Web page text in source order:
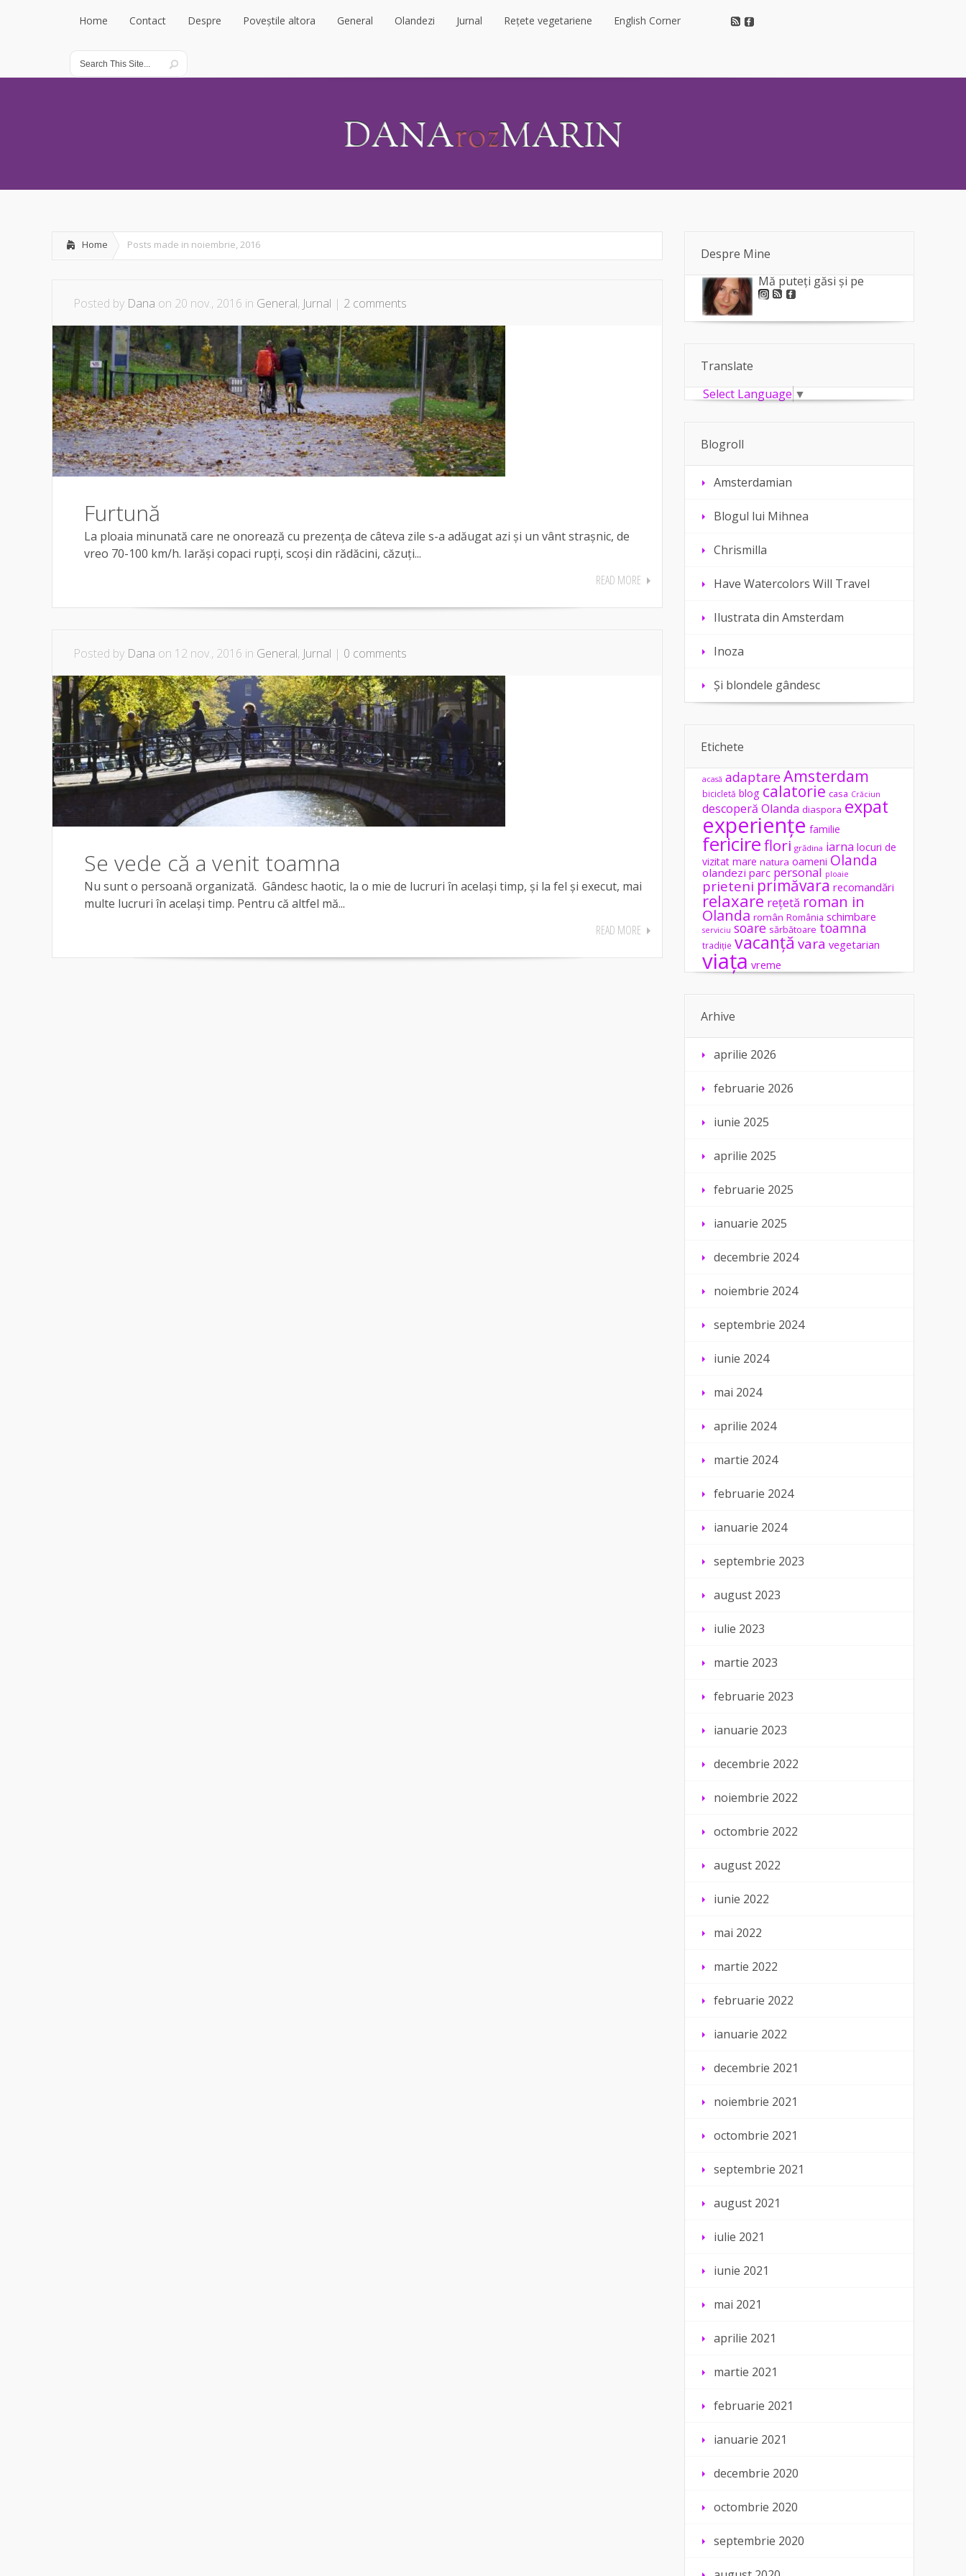
Home
Home
Contact
Contact
Despre Poveștile altora General Olandezi Jurnal Rețete vegetariene English Corner
Home Posts made in noiembrie, 2016
Posted by Dana on 20 nov., 2016 in General, Jurnal | 2 comments
Furtună
La ploaia minunată care ne onorează cu prezența de câteva zile s-a adăugat azi și un vânt strașnic, de
vreo 70-100 km/h. Iarăși copaci rupți, scoși din rădăcini, căzuți...
READ MORE
Posted by Dana on 12 nov., 2016 in General, Jurnal | 0 comments
Se vede că a venit toamna
Nu sunt o persoană organizată. Gândesc haotic, la o mie de lucruri în același timp, și la fel și execut, mai
multe lucruri în același timp. Pentru că altfel mă...
READ MORE
Despre Mine
Mă puteți găsi și pe
Translate
Select Language ▼
Blogroll
Amsterdamian
Blogul lui Mihnea
Chrismilla
Have Watercolors Will Travel
Ilustrata din Amsterdam
Inoza
Și blondele gândesc
Etichete
acasă adaptareAmsterdam
bicicletă blog calatorie casa Crăciun
descoperă Olanda diaspora expat
experiențe familie
fericireflori grădina iarna locuri de
vizitat mare natura oameni Olanda
olandezi parc personal ploaie
prieteni primăvara recomandări
relaxare rețetă roman in
Olanda român România schimbare
serviciu soare sărbătoare toamna
tradiție vacanță vara vegetarian
viața vreme
Arhive
aprilie 2026
februarie 2026
iunie 2025
aprilie 2025
februarie 2025
ianuarie 2025
decembrie 2024
noiembrie 2024
septembrie 2024
iunie 2024
mai 2024
aprilie 2024
martie 2024
februarie 2024
ianuarie 2024
septembrie 2023
august 2023
iulie 2023
martie 2023
februarie 2023
ianuarie 2023
decembrie 2022
noiembrie 2022
octombrie 2022
august 2022
iunie 2022
mai 2022
martie 2022
februarie 2022
ianuarie 2022
decembrie 2021
noiembrie 2021
octombrie 2021
septembrie 2021
august 2021
iulie 2021
iunie 2021
mai 2021
aprilie 2021
martie 2021
februarie 2021
ianuarie 2021
decembrie 2020
octombrie 2020
septembrie 2020